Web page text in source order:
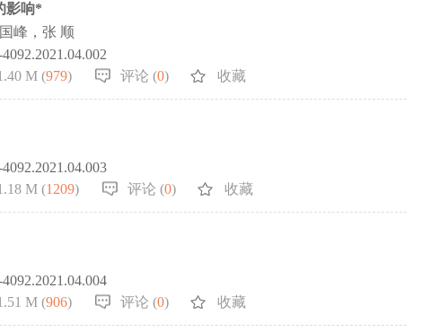
影响*
峰，张 顺
M (979) 评论 (0) 收藏
M (1209) 评论 (0) 收藏
M (906) 评论 (0) 收藏